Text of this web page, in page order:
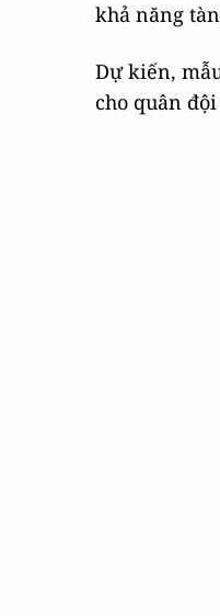
khả năng
Dự kiến,
cho quân